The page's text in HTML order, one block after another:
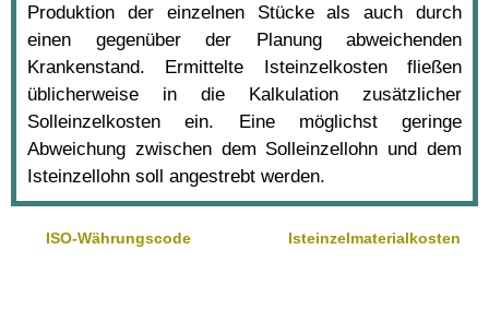
Produktion der einzelnen Stücke als auch durch
einen gegenüber der Planung abweichenden
Krankenstand. Ermittelte Isteinzelkosten fließen
üblicherweise in die Kalkulation zusätzlicher
Solleinzelkosten ein. Eine möglichst geringe
Abweichung zwischen dem Solleinzellohn und dem
Isteinzellohn soll angestrebt werden.
ISO-Währungscode Isteinzelmaterialkosten